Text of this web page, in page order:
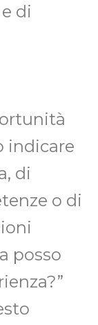
di
indicare
di
o di
posso